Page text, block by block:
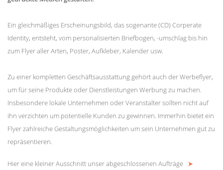
Ein gleichmäßiges Erscheinungsbild, das sogenante (CD) Corperate
Identity, entsteht, vom personalisierten Briefbogen, -umschlag bis hin
zum Flyer aller Arten, Poster, Aufkleber, Kalender usw.
Zu einer kompletten Geschäftsausstattung gehört auch der Werbeflyer,
um für seine Produkte oder Dienstleistungen Werbung zu machen.
Insbesondere lokale Unternehmen oder Veranstalter sollten nicht auf
ihn verzichten um potentielle Kunden zu gewinnen. Immerhin bietet ein
Flyer zahlreiche Gestaltungsmöglichkeiten um sein Unternehmen gut zu
repräsentieren.
Hier eine kleiner Ausschnitt unser abgeschlossenen Aufträge ➤